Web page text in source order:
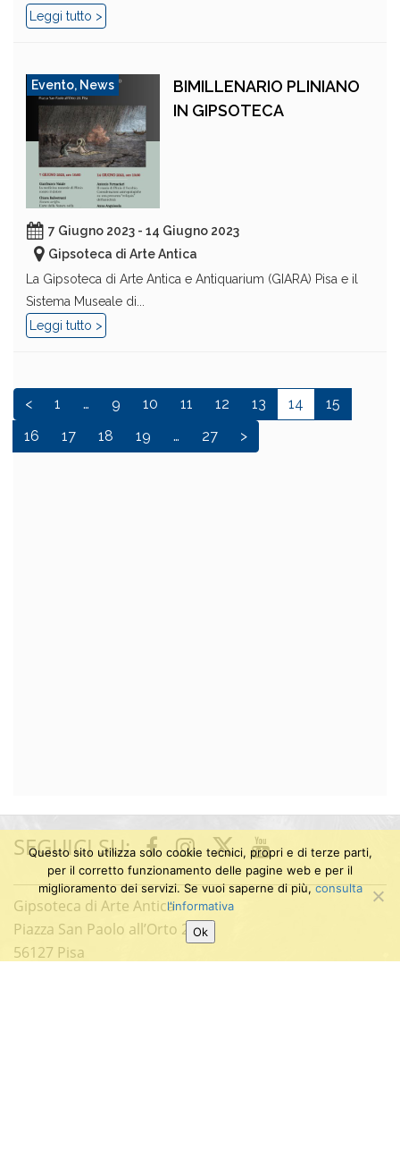
Leggi tutto >
Evento, News
BIMILLENARIO PLINIANO
IN GIPSOTECA
7 Giugno 2023 - 14 Giugno 2023
Gipsoteca di Arte Antica
La Gipsoteca di Arte Antica e Antiquarium (GIARA) Pisa e il
Sistema Museale di...
Leggi tutto >
< 1 … 9 10 11 12 13 14
15
16
17 18 19 … 27 >
SEGUICI SU: Facebook
Instagram
TwitterYoutube
Gipsoteca di Arte Antica
Piazza San Paolo all’Orto 20
56127 Pisa
Questo sito utilizza solo cookie tecnici, propri e di terze parti,
per il corretto funzionamento delle pagine web e per il
miglioramento dei servizi. Se vuoi saperne di più,consulta
l'informativa
Ok